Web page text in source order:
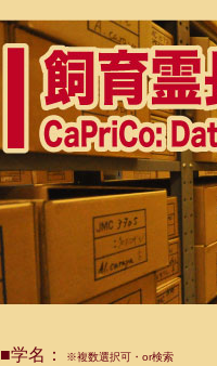
■学名： ※複数選択可・or検索